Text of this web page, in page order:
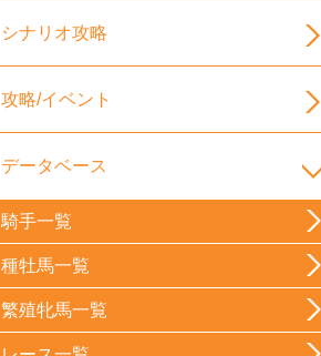
シナリオ攻略
攻略/イベント
データベース
騎手一覧
種牡馬一覧
繁殖牝馬一覧